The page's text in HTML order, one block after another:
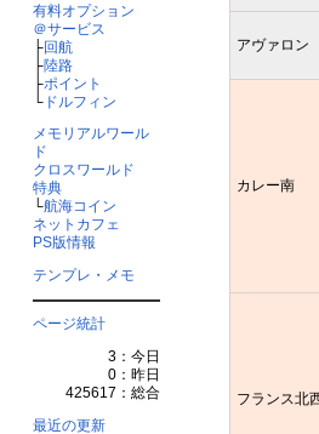
有料オプション
＠サービス
├回航
├陸路
├ポイント
└ドルフィン
メモリアルワール
ド
クロスワールド
特典
└航海コイン
ネットカフェ
PS版情報
テンプレ・メモ
ページ統計
3：今日
0：昨日
425617：総合
最近の更新
アヴァロン
カレー南
フランス北